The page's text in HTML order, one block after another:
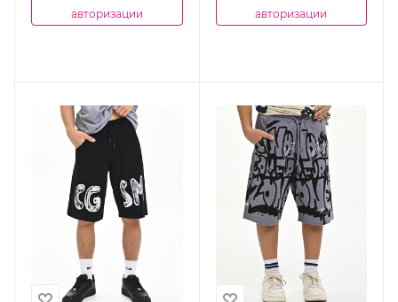
авторизации
авторизации